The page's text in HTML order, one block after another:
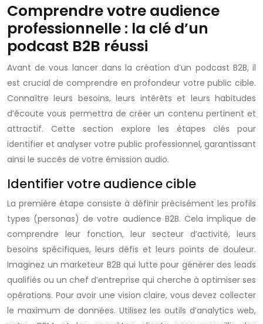
Comprendre votre audience
professionnelle : la clé d’un
podcast B2B réussi
Avant de vous lancer dans la création d’un podcast B2B, il
est crucial de comprendre en profondeur votre public cible.
Connaître leurs besoins, leurs intérêts et leurs habitudes
d’écoute vous permettra de créer un contenu pertinent et
attractif. Cette section explore les étapes clés pour
identifier et analyser votre public professionnel, garantissant
ainsi le succès de votre émission audio.
Identifier votre audience cible
La première étape consiste à définir précisément les profils
types (personas) de votre audience B2B. Cela implique de
comprendre leur fonction, leur secteur d’activité, leurs
besoins spécifiques, leurs défis et leurs points de douleur.
Imaginez un marketeur B2B qui lutte pour générer des leads
qualifiés ou un chef d’entreprise qui cherche à optimiser ses
opérations. Pour avoir une vision claire, vous devez collecter
le maximum de données. Utilisez les outils d’analytics web,